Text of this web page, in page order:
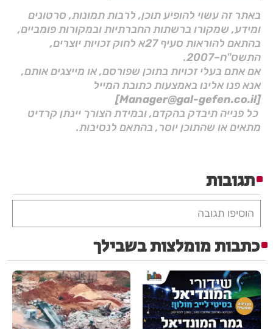
באתר זה עשוי להופיע תוכן, לרבות תמונות, סרטונים
ומידע, שמקורו ברשתות החברתיות ובמקורות פומביים,
בהתאם להוראות סעיף 27א לחוק זכויות יוצרים,
התשס"ח–2007.
אם אתם בעלי זכויות בתוכן שפורסם, או מייצגים אותם,
אנא פנו אלינו באמצעות כתובת המייל
[Manager@gal-gefen.co.il]
כל פנייה תיבדק בהקדם, ובמידת הצורך יינתן קרדיט
מתאים או שהתוכן יוסר, בהתאם לנסיבות.
תגובות
הוסיפו תגובה
כתבות מומלצות בשבילך